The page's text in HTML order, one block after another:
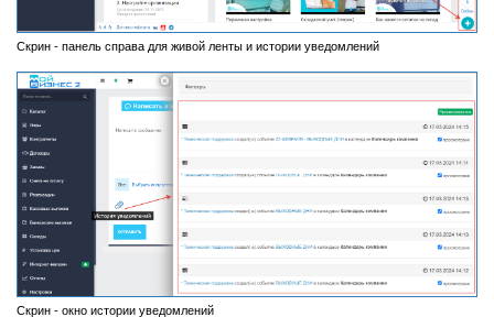
Скрин - панель справа для живой ленты и истории уведомлений
Скрин - окно истории уведомлений